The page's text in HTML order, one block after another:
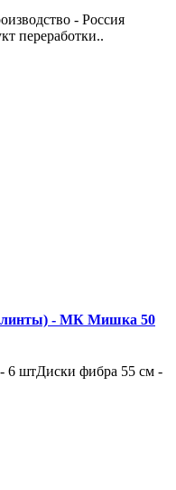
- Россия
переработки..
- МК Мишка 50
6 штДиски фибра 55 см -